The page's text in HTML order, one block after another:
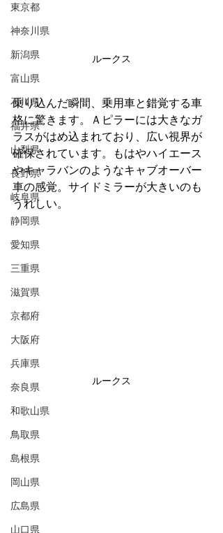
東京都
神奈川県
新潟県
富山県
石川県
福井県
山梨県
長野県
岐阜県
静岡県
愛知県
三重県
滋賀県
京都府
大阪府
兵庫県
奈良県
和歌山県
鳥取県
島根県
岡山県
広島県
山口県
ルークス
乗り込んだ瞬間、乗用車と錯覚する車
格に驚きます。Ａピラーには大きなガ
ラスがはめ込まれており、広い視界が
確保されています。もはやハイエース
やキャラバンのようなキャブオーバー
車の感覚。サイドミラーが大きいのも
うれしい。
ルークス